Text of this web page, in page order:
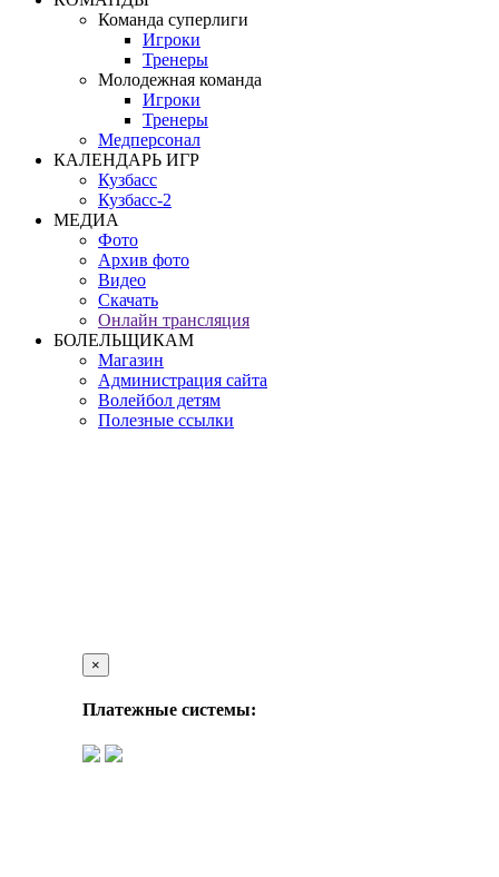
Команда суперлиги
Игроки
Тренеры
Молодежная команда
Игроки
Тренеры
Медперсонал
КАЛЕНДАРЬ ИГР
Кузбасс
Кузбасс-2
МЕДИА
Фото
Архив фото
Видео
Скачать
Онлайн трансляция
БОЛЕЛЬЩИКАМ
Магазин
Администрация сайта
Волейбол детям
Полезные ссылки
×
Платежные системы: